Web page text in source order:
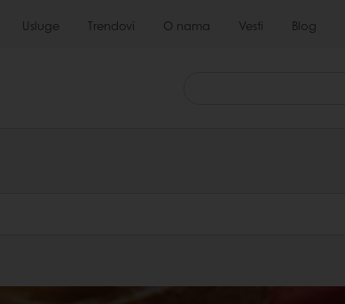
Usluge Trendovi O nama Vesti Blog